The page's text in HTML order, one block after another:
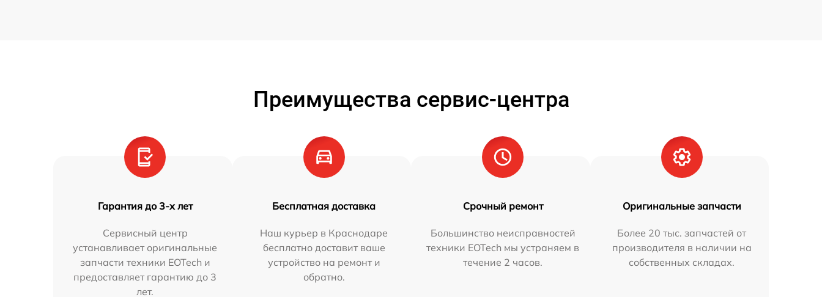
Преимущества сервис-центра
Гарантия до 3-х лет
Сервисный центр
устанавливает оригинальные
запчасти техники EOTech и
предоставляет гарантию до 3
лет.
Бесплатная доставка
Наш курьер в Краснодаре
бесплатно доставит ваше
устройство на ремонт и
обратно.
Срочный ремонт
Большинство неисправностей
техники EOTech мы устраняем в
течение 2 часов.
Оригинальные запчасти
Более 20 тыс. запчастей от
производителя в наличии на
собственных складах.